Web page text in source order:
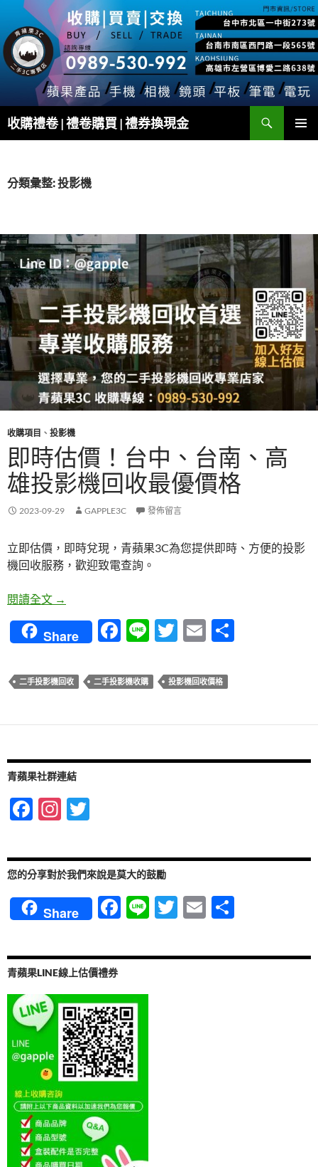
主
要
收購禮卷 | 禮卷購買 | 禮券換現金
搜
尋
分類彙整: 投影機
收購項目 、 投影機
即時估價！台中、台南、高
雄投影機回收最優價格
2023-09-29 GAPPLE3C 發佈留言
立即估價，即時兌現，青蘋果3C為您提供即時、方便的投影
機回收服務，歡迎致電查詢。
閱讀全文 即時估價！台中、台南、高雄投影機回收最優價格
→
Share
F
e
o
k
Li
e
T
itt
E
ail
二手投影機回收 二手投影機收購 投影機回收價格
青蘋果社群連結
F
e
b
o
o
In
ag
ra
m
itt
er
您的分享對於我們來說是莫大的鼓勵
Share
F
e
o
o
k
Li
e
T
itt
E
ail
青蘋果LINE線上估價禮券